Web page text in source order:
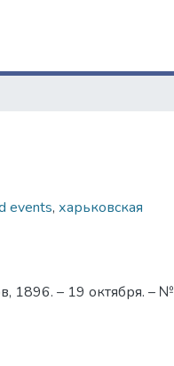
events, харьковская
1896. – 19 октября. – №